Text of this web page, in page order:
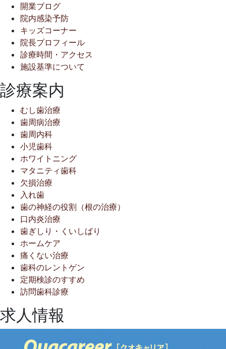
開業ブログ
院内感染予防
キッズコーナー
院長プロフィール
診療時間・アクセス
施設基準について
診療案内
むし歯治療
歯周病治療
歯周内科
小児歯科
ホワイトニング
マタニティ歯科
欠損治療
入れ歯
歯の神経の役割（根の治療）
口内炎治療
歯ぎしり・くいしばり
ホームケア
痛くない治療
歯科のレントゲン
定期検診のすすめ
訪問歯科診療
求人情報